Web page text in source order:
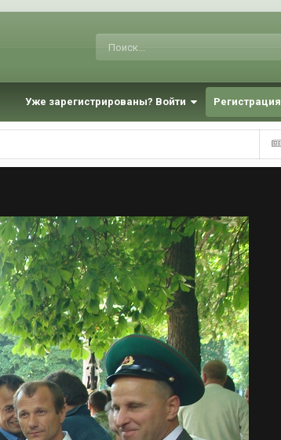
Уже зарегистрированы? Войти Регистрация